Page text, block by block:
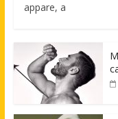
appare, a